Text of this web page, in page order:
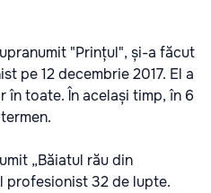
"Prințul", și-a făcut
pe 12 decembrie 2017. El a
toate. În același timp, în 6
„Băiatul rău din
profesionist 32 de lupte.